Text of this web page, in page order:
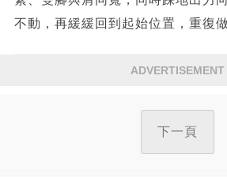
不動，再緩緩回到起始位置，重復做
ADVERTISEMENT
下一頁